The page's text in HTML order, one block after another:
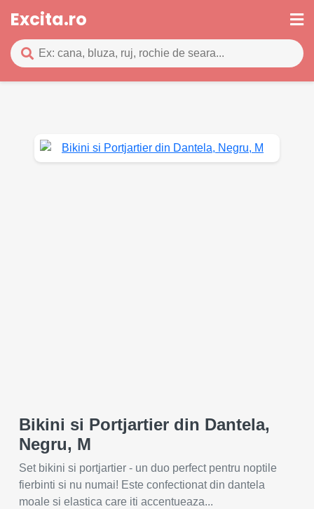
Excita.ro
Bikini si Portjartier din Dantela,
Negru, M
Set bikini si portjartier - un duo perfect pentru noptile
fierbinti si nu numai! Este confectionat din dantela
moale si elastica care iti accentueaza...